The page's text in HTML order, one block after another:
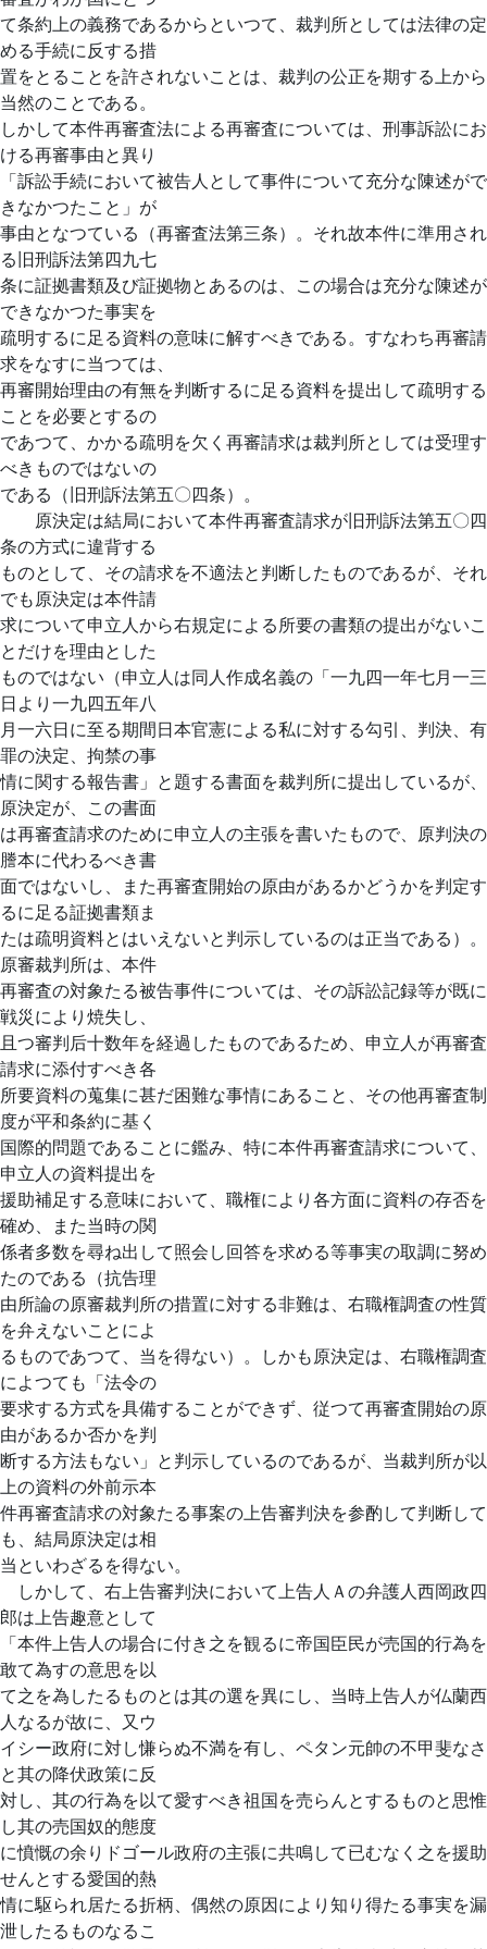
て条約上の義務であるからといつて、裁判所としては法律の定
める手続に反する措
置をとることを許されないことは、裁判の公正を期する上から
当然のことである。
しかして本件再審査法による再審査については、刑事訴訟にお
ける再審事由と異り
「訴訟手続において被告人として事件について充分な陳述がで
きなかつたこと」が
事由となつている（再審査法第三条）。それ故本件に準用され
る旧刑訴法第四九七
条に証拠書類及び証拠物とあるのは、この場合は充分な陳述が
できなかつた事実を
疏明するに足る資料の意味に解すべきである。すなわち再審請
求をなすに当つては、
再審開始理由の有無を判断するに足る資料を提出して疏明する
ことを必要とするの
であつて、かかる疏明を欠く再審請求は裁判所としては受理す
べきものではないの
である（旧刑訴法第五〇四条）。
原決定は結局において本件再審査請求が旧刑訴法第五〇四
条の方式に違背する
ものとして、その請求を不適法と判断したものであるが、それ
でも原決定は本件請
求について申立人から右規定による所要の書類の提出がないこ
とだけを理由とした
ものではない（申立人は同人作成名義の「一九四一年七月一三
日より一九四五年八
月一六日に至る期間日本官憲による私に対する勾引、判決、有
罪の決定、拘禁の事
情に関する報告書」と題する書面を裁判所に提出しているが、
原決定が、この書面
は再審査請求のために申立人の主張を書いたもので、原判決の
謄本に代わるべき書
面ではないし、また再審査開始の原由があるかどうかを判定す
るに足る証拠書類ま
たは疏明資料とはいえないと判示しているのは正当である）。
原審裁判所は、本件
再審査の対象たる被告事件については、その訴訟記録等が既に
戦災により焼失し、
且つ審判后十数年を経過したものであるため、申立人が再審査
請求に添付すべき各
所要資料の蒐集に甚だ困難な事情にあること、その他再審査制
度が平和条約に基く
国際的問題であることに鑑み、特に本件再審査請求について、
申立人の資料提出を
援助補足する意味において、職権により各方面に資料の存否を
確め、また当時の関
係者多数を尋ね出して照会し回答を求める等事実の取調に努め
たのである（抗告理
由所論の原審裁判所の措置に対する非難は、右職権調査の性質
を弁えないことによ
るものであつて、当を得ない）。しかも原決定は、右職権調査
によつても「法令の
要求する方式を具備することができず、従つて再審査開始の原
由があるか否かを判
断する方法もない」と判示しているのであるが、当裁判所が以
上の資料の外前示本
件再審査請求の対象たる事案の上告審判決を参酌して判断して
も、結局原決定は相
当といわざるを得ない。
しかして、右上告審判決において上告人Ａの弁護人西岡政四
郎は上告趣意として
「本件上告人の場合に付き之を観るに帝国臣民が売国的行為を
敢て為すの意思を以
て之を為したるものとは其の選を異にし、当時上告人が仏蘭西
人なるが故に、又ウ
イシー政府に対し慊らぬ不満を有し、ペタン元帥の不甲斐なさ
と其の降伏政策に反
対し、其の行為を以て愛すべき祖国を売らんとするものと思惟
し其の売国奴的態度
に憤慨の余りドゴール政府の主張に共鳴して已むなく之を援助
せんとする愛国的熱
情に駆られ居たる折柄、偶然の原因により知り得たる事実を漏
泄したるものなるこ